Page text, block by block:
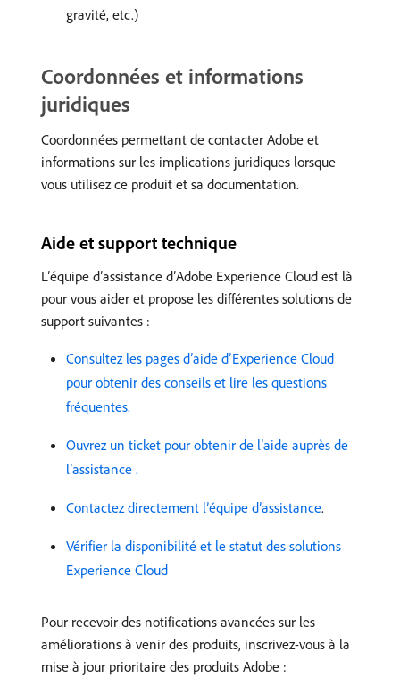
gravité, etc.)
Coordonnées et informations
juridiques
Coordonnées permettant de contacter Adobe et
informations sur les implications juridiques lorsque
vous utilisez ce produit et sa documentation.
Aide et support technique
L’équipe d’assistance d’Adobe Experience Cloud est là
pour vous aider et propose les différentes solutions de
support suivantes :
Consultez les pages d’aide d’Experience Cloud
pour obtenir des conseils et lire les questions
fréquentes.
Ouvrez un ticket pour obtenir de l’aide auprès de
l’assistance .
Contactez directement l’équipe d’assistance.
Vérifier la disponibilité et le statut des solutions
Experience Cloud
Pour recevoir des notifications avancées sur les
améliorations à venir des produits, inscrivez-vous à la
mise à jour prioritaire des produits Adobe :